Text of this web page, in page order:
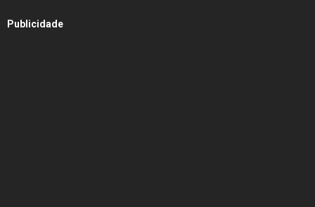
Publicidade